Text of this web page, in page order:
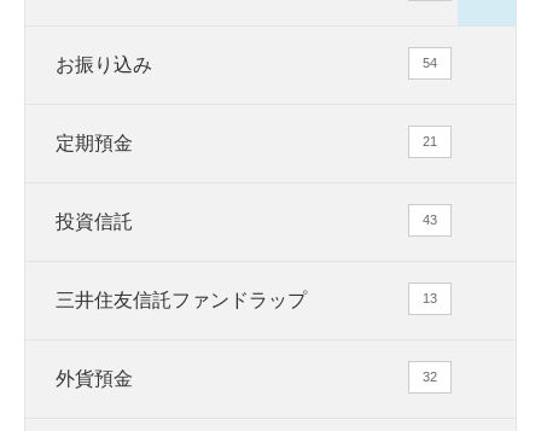
お振り込み 54
定期預金 21
投資信託 43
三井住友信託ファンドラップ 13
外貨預金 32